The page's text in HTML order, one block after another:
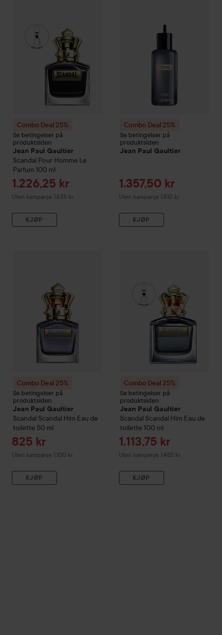
Combo Deal 25%
Se betingelser på
produktsiden
Jean Paul Gaultier
Scandal Pour Homme Le
Parfum 100 ml
Tilbudspris
1.226,25 kr
Uten kampanje 1.635 kr
KJØP
Combo Deal 25%
Se betingelser på
produktsiden
Jean Paul Gaultier
Tilbudspris
1.357,50 kr
Uten kampanje 1.810 kr
KJØP
Combo Deal 25%
Se betingelser på
produktsiden
Jean Paul Gaultier
Scandal Scandal Him Eau de
toilette 50 ml
Tilbudspris
825 kr
Uten kampanje 1.100 kr
KJØP
Combo Deal 25%
Se betingelser på
produktsiden
Jean Paul Gaultier
Scandal Scandal Him Eau de
toilette 100 ml
Tilbudspris
1.113,75 kr
Uten kampanje 1.485 kr
KJØP